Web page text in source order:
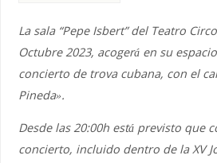
La sala “Pepe Isbert” del Teatro
Octubre 2023, acogerá en su
concierto de trova cubana, con el
Pineda».
Desde las 20:00h está previsto que
concierto, incluido dentro de la XV